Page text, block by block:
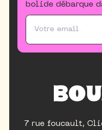
bolide débarque
7 rue foucault,